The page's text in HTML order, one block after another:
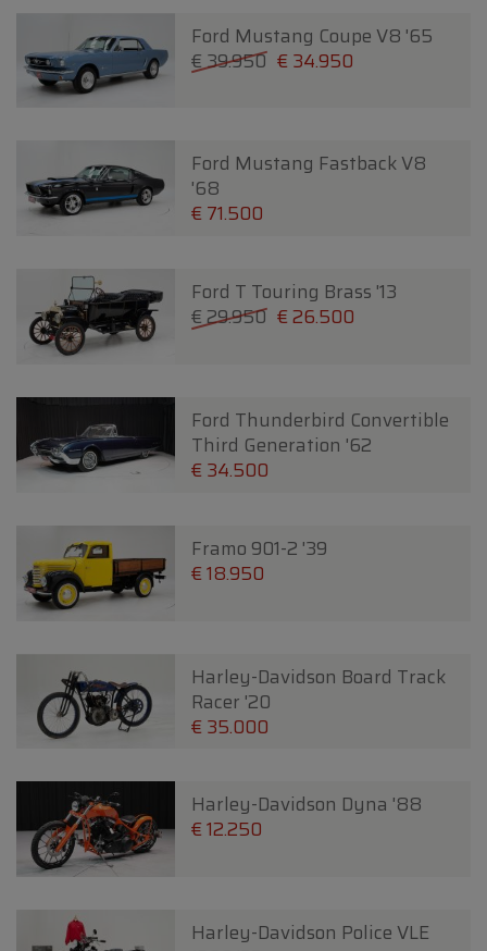
Ford Mustang Coupe V8 '65
€ 39.950 € 34.950
Ford Mustang Fastback V8
'68
€ 71.500
Ford T Touring Brass '13
€ 29.950 € 26.500
Ford Thunderbird Convertible
Third Generation '62
€ 34.500
Framo 901-2 '39
€ 18.950
Harley-Davidson Board Track
Racer '20
€ 35.000
Harley-Davidson Dyna '88
€ 12.250
Harley-Davidson Police VLE